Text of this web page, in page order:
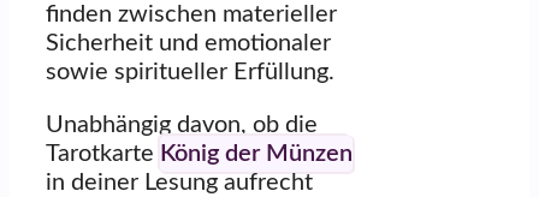
finden zwischen materieller
Sicherheit und emotionaler
sowie spiritueller Erfüllung.
Unabhängig davon, ob die
Tarotkarte König der Münzen
in deiner Lesung aufrecht